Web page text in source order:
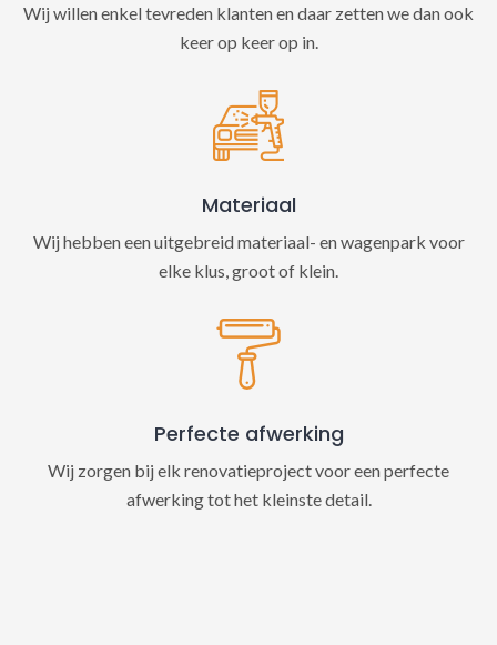
Wij willen enkel tevreden klanten en daar zetten we dan ook
keer op keer op in.
Materiaal
Wij hebben een uitgebreid materiaal- en wagenpark voor
elke klus, groot of klein.
Perfecte afwerking
Wij zorgen bij elk renovatieproject voor een perfecte
afwerking tot het kleinste detail.